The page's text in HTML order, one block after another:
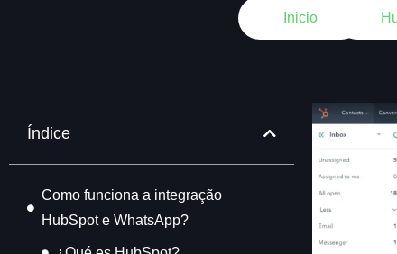
Inicio
Índice
Como funciona a integração
HubSpot e WhatsApp?